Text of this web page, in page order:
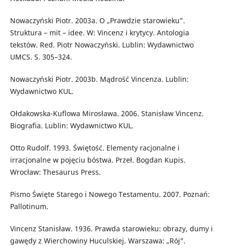
Nowaczyński Piotr. 2003a. O „Prawdzie starowieku”.
Struktura – mit – idee. W: Vincenz i krytycy. Antologia
tekstów. Red. Piotr Nowaczyński. Lublin: Wydawnictwo
UMCS. S. 305–324.
Nowaczyński Piotr. 2003b. Mądrość Vincenza. Lublin:
Wydawnictwo KUL.
Ołdakowska-Kuflowa Mirosława. 2006. Stanisław Vincenz.
Biografia. Lublin: Wydawnictwo KUL.
Otto Rudolf. 1993. Świętość. Elementy racjonalne i
irracjonalne w pojęciu bóstwa. Przeł. Bogdan Kupis.
Wrocław: Thesaurus Press.
Pismo Święte Starego i Nowego Testamentu. 2007. Poznań:
Pallotinum.
Vincenz Stanisław. 1936. Prawda starowieku: obrazy, dumy i
gawędy z Wierchowiny Huculskiej. Warszawa: „Rój”.